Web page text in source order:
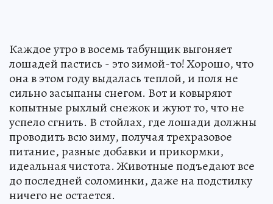
Каждое утро в восемь табунщик выгоняет
лошадей пастись - это зимой-то! Хорошо, что
она в этом году выдалась теплой, и поля не
сильно засыпаны снегом. Вот и ковыряют
копытные рыхлый снежок и жуют то, что не
успело сгнить. В стойлах, где лошади должны
проводить всю зиму, получая трехразовое
питание, разные добавки и прикормки,
идеальная чистота. Животные подъедают все
до последней соломинки, даже на подстилку
ничего не остается.